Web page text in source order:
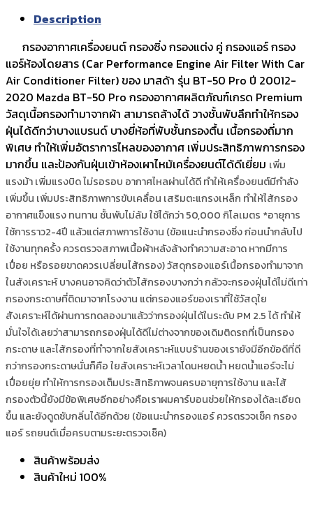
Description
กรองอากาศเครื่องยนต์ กรองซิ่ง กรองแต่ง คู่ กรองแอร์ กรอง
แอร์ห้องโดยสาร (Car Performance Engine Air Filter With Car
Air Conditioner Filter) ของ มาสด้า รุ่น BT-50 Pro ปี 20012-
2020 Mazda BT-50 Pro กรองอากาศผลิตภัณฑ์เกรด Premium
วัสดุเนื้อกรองทำมาจากผ้า สามารถล้างได้ วางชั้นพับลึกทำให้กรอง
ฝุ่นได้ดีกว่าบางแบรนด์ บางยี่ห้อที่พับชั้นกรองตื้น เนื้อกรองถี่มาก
พิเศษ ทำให้เพิ่มอัตราการไหลของอากาศ เพิ่มประสิทธิภาพการกรอง
มากขึ้น และป้องกันฝุ่นเข้าห้องเผาไหม้เครื่องยนต์ได้ดีเยี่ยม เพิ่ม
แรงม้า เพิ่มแรงบิด ไม่รอรอบ อากาศไหลผ่านได้ดี ทำให้เครื่องยนต์มีกำลัง
เพิ่มขึ้น เพิ่มประสิทธิภาพการขับเคลื่อน เสริมตะแกรงเหล็ก ทำให้ไส้กรอง
อากาศแข็งแรง ทนทาน ชั้นพับไม่ล้มใช้ได้กว่า 50,000 กิโลเมตร *อายุการ
ใช้การราว2-4ปี แล้วแต่สภาพการใช้งาน (ข้อแนะนำกรองซิ่ง ก่อนนำกลับไป
ใช้งานทุกครั้ง ควรตรวจสภาพเนื้อผ้าหลังล้างทำความสะอาด หากมีการ
เปื่อย หรือรอยขาดควรเปลี่ยนไส้กรอง) วัสดุกรองแอร์เนื้อกรองทำมาจาก
ในสังเคราะห์ บางคนอาจคิดว่าตัวไส้กรองบางกว่า กลัวจะกรองฝุ่นได้ไม่ดีเท่า
กรองกระดาษที่ติดมาจากโรงงาน แต่กรองแอร์ของเราที่ใช้วัสดุใย
สังเคราะห์ได้ผ่านการทดลองมาแล้วว่ากรองฝุ่นได้ในระดับ PM 2.5 ได้ ทำให้
มั่นใจได้เลยว่าสามารถกรองฝุ่นได้ดีไม่ต่างจากของเดิมติดรถที่เป็นกรอง
กระดาษ และไส้กรองที่ทำจากใยสังเคราะห์แบบร้านของเรายังมีอีกข้อดีที่ดี
กว่ากรองกระดาษนั่นก็คือ ใยสังเคราะห์เวลาโดนหยดน้ำ หยดน้ำแอร์จะไม่
เปื่อยยุ่ย ทำให้การกรองเต็มประสิทธิภาพจนครบอายุการใช้งาน และไส้
กรองตัวนี้ยังมีข้อพิเศษอีกอย่างคือเราผมคาร์บอนช่วยให้กรองได้ละเอียด
ขึ้น และยังดูดซับกลิ่นได้อีกด้วย (ข้อแนะนำกรองแอร์ ควรตรวจเช็ค กรอง
แอร์ รถยนต์เมื่อครบตามระยะตรวจเช็ค)
สินค้าพร้อมส่ง
สินค้าใหม่ 100%